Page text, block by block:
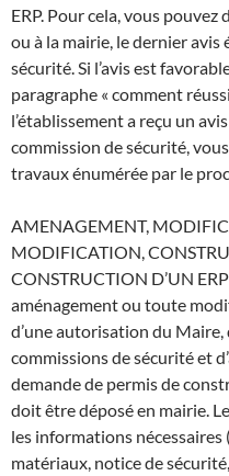
ERP. Pour cela, vous
ou à la mairie, le dernier avis
sécurité. Si l’avis est
paragraphe « comment
l’établissement a reçu un
commission de sécurité,
travaux énumérée par le
AMENAGEMENT,
MODIFICATION,
CONSTRUCTION D’UN
aménagement ou toute
d’une autorisation du Maire,
commissions de sécurité et
demande de permis de
doit être déposé en mairie.
les informations nécessaires
matériaux, notice de